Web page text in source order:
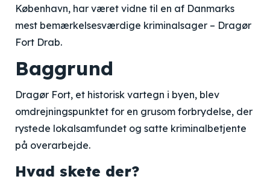
København, har været vidne til en af Danmarks
mest bemærkelsesværdige kriminalsager – Dragør
Fort Drab.
Baggrund
Dragør Fort, et historisk vartegn i byen, blev
omdrejningspunktet for en grusom forbrydelse, der
rystede lokalsamfundet og satte kriminalbetjente
på overarbejde.
Hvad skete der?